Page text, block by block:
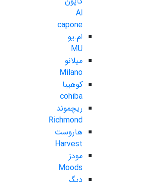
Al
capone
ام.یو
MU
میلانو
Milano
کوهیبا
cohiba
ریچموند
Richmond
هاروست
Harvest
مودز
Moods